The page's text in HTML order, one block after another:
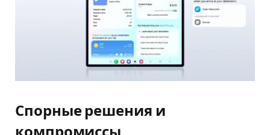
Спорные решения и